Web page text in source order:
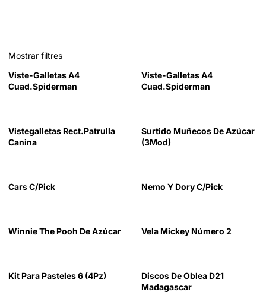
Mostrar filtres
Viste-Galletas A4
Cuad.Spiderman
Viste-Galletas A4
Cuad.Spiderman
Vistegalletas Rect.Patrulla
Canina
Surtido Muñecos De Azúcar
(3Mod)
Cars C/Pick Nemo Y Dory C/Pick
Winnie The Pooh De Azúcar Vela Mickey Número 2
Kit Para Pasteles 6 (4Pz)
Discos De Oblea D21
Madagascar